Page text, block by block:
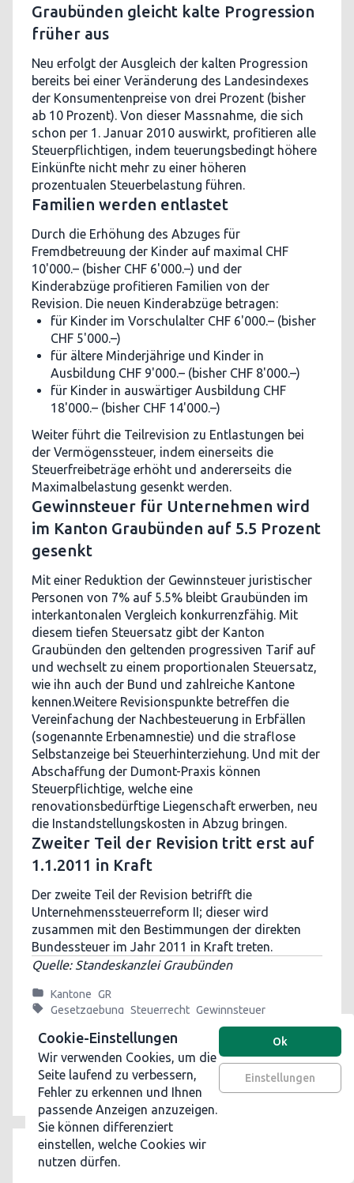
Graubünden gleicht kalte Progression
früher aus
Neu erfolgt der Ausgleich der kalten Progression
bereits bei einer Veränderung des Landesindexes
der Konsumentenpreise von drei Prozent (bisher
ab 10 Prozent). Von dieser Massnahme, die sich
schon per 1. Januar 2010 auswirkt, profitieren alle
Steuerpflichtigen, indem teuerungsbedingt höhere
Einkünfte nicht mehr zu einer höheren
prozentualen Steuerbelastung führen.
Familien werden entlastet
Durch die Erhöhung des Abzuges für
Fremdbetreuung der Kinder auf maximal CHF
10'000.– (bisher CHF 6'000.–) und der
Kinderabzüge profitieren Familien von der
Revision. Die neuen Kinderabzüge betragen:
für Kinder im Vorschulalter CHF 6'000.– (bisher
CHF 5'000.–)
für ältere Minderjährige und Kinder in
Ausbildung CHF 9'000.– (bisher CHF 8'000.–)
für Kinder in auswärtiger Ausbildung CHF
18'000.– (bisher CHF 14'000.–)
Weiter führt die Teilrevision zu Entlastungen bei
der Vermögenssteuer, indem einerseits die
Steuerfreibeträge erhöht und andererseits die
Maximalbelastung gesenkt werden.
Gewinnsteuer für Unternehmen wird
im Kanton Graubünden auf 5.5 Prozent
gesenkt
Mit einer Reduktion der Gewinnsteuer juristischer
Personen von 7% auf 5.5% bleibt Graubünden im
interkantonalen Vergleich konkurrenzfähig. Mit
diesem tiefen Steuersatz gibt der Kanton
Graubünden den geltenden progressiven Tarif auf
und wechselt zu einem proportionalen Steuersatz,
wie ihn auch der Bund und zahlreiche Kantone
kennen.Weitere Revisionspunkte betreffen die
Vereinfachung der Nachbesteuerung in Erbfällen
(sogenannte Erbenamnestie) und die straflose
Selbstanzeige bei Steuerhinterziehung. Und mit der
Abschaffung der Dumont-Praxis können
Steuerpflichtige, welche eine
renovationsbedürftige Liegenschaft erwerben, neu
die Instandstellungskosten in Abzug bringen.
Zweiter Teil der Revision tritt erst auf
1.1.2011 in Kraft
Der zweite Teil der Revision betrifft die
Unternehmenssteuerreform II; dieser wird
zusammen mit den Bestimmungen der direkten
Bundessteuer im Jahr 2011 in Kraft treten.
Quelle: Standeskanzlei Graubünden
Kantone GR
Gesetzgebung Steuerrecht Gewinnsteuer
Unternehmenssteuerrecht
Vermögenssteuer
Graubünden Dumont-Praxis
Kinderabzüge
Kalte Progression Steuersenkung
Nachbesteuerung
« Zurück
Cookie-Einstellungen
Wir verwenden Cookies, um die
Seite laufend zu verbessern,
Fehler zu erkennen und Ihnen
passende Anzeigen anzuzeigen.
Sie können differenziert
einstellen, welche Cookies wir
nutzen dürfen.
Ok
Einstellungen